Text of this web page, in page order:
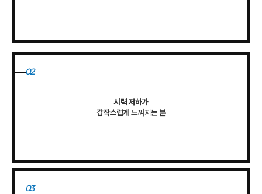
02
시력 저하가
갑작스럽게 느껴지는 분
03